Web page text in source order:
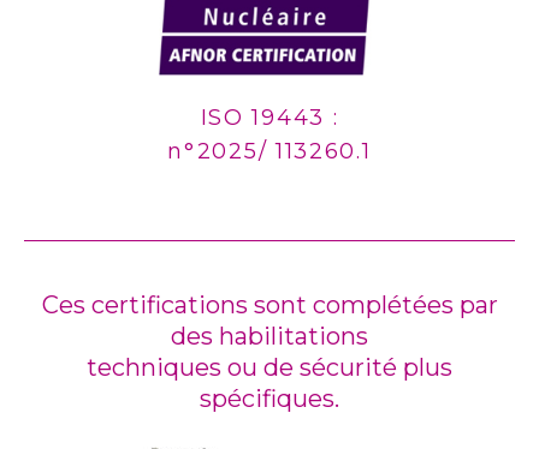
ISO 19443 :
n°2025/ 113260.1
Ces certifications sont complétées par
des habilitations
techniques ou de sécurité plus
spécifiques.